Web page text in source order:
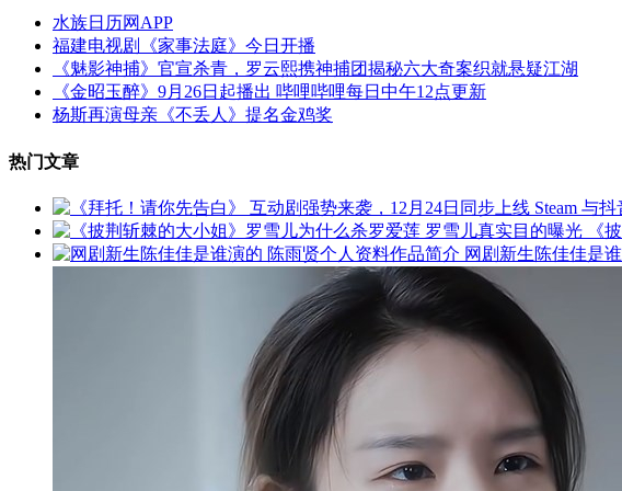
水族日历网APP
福建电视剧《家事法庭》今日开播
《魅影神捕》官宣杀青，罗云熙携神捕团揭秘六大奇案织就悬疑江湖
《金昭玉醉》9月26日起播出 哔哩哔哩每日中午12点更新
杨斯再演母亲《不丢人》提名金鸡奖
热门文章
《
网剧新生陈佳佳是